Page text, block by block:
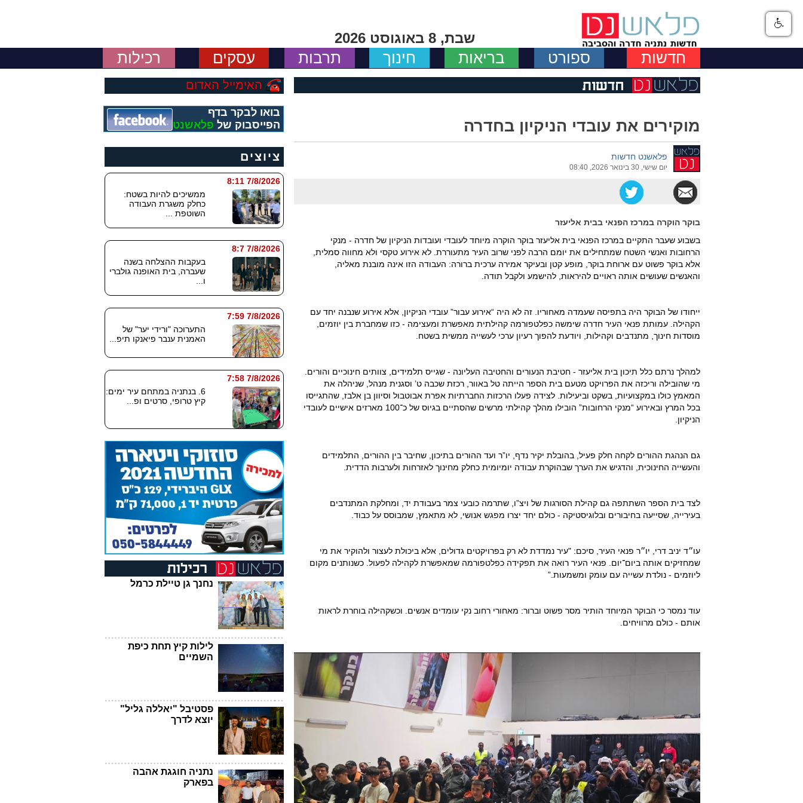
שבת, 8 באוגוסט 2026
חדשות ספורט בריאות חינוך תרבות עסקים רכילות
מוקירים את עובדי הניקיון בחדרה
פלאשנט חדשות
יום שישי, 30 בינואר 2026, 08:40
בוקר הוקרה במרכז הפנאי בבית אליעזר
בשבוע שעבר התקיים במרכז הפנאי בית אליעזר בוקר הוקרה מיוחד לעובדי ועובדות הניקיון של חדרה - מנקי
הרחובות ואנשי השטח שמתחילים את יומם הרבה לפני שרוב העיר מתעוררת. לא אירוע טקסי ולא מחווה סמלית,
אלא בוקר פשוט עם ארוחת בוקר, מופע קטן ובעיקר אמירה ערכית ברורה: העבודה הזו אינה מובנת מאליה,
והאנשים שעושים אותה ראויים להיראות, להישמע ולקבל תודה.
ייחודו של הבוקר היה בתפיסה שעמדה מאחוריו. זה לא היה “אירוע עבור” עובדי הניקיון, אלא אירוע שנבנה יחד עם
הקהילה. עמותת פנאי העיר חדרה שימשה כפלטפורמה קהילתית מאפשרת ומעצימה - כזו שמחברת בין יוזמים,
מוסדות חינוך, מתנדבים וקהילות, ויודעת להפוך רעיון ערכי לעשייה ממשית בשטח.
למהלך נרתם כלל תיכון בית אליעזר - חטיבת הנעורים והחטיבה העליונה - שגייס תלמידים, צוותים חינוכיים והורים.
מי שהובילה וריכזה את הפרויקט מטעם בית הספר הייתה טל באוור, רכזת שכבה ט’ וסגנית מנהל, שניהלה את
המאמץ כולו במקצועיות, בשקט וביעילות. לצידה פעלו הרכזות החברתיות אפרת אבוטבול וסיוון בן אלבז, שהתגייסו
בכל המרץ ובאירוע “מנקי הרחובות” הובילו מהלך קהילתי מרשים שהסתיים בגיוס של כ־100 מארזים אישיים לעובדי
הניקיון.
גם הנהגת ההורים לקחה חלק פעיל, בהובלת יקיר נדף, יו”ר ועד ההורים בתיכון, שחיבר בין ההורים, התלמידים
והעשייה החינוכית, והדגיש את הערך שבהוקרת עבודה יומיומית כחלק מחינוך לאזרחות ולערבות הדדית.
לצד בית הספר השתתפה גם קהילת הסורגות של ויצ”ו, שתרמה כובעי צמר בעבודת יד, ומחלקת המתנדבים
בעירייה, שסייעה בחיבורים ובלוגיסטיקה - כולם יחד יצרו מפגש אנושי, לא מתאמץ, שמבוסס על כבוד.
עו״ד יניב דרי, יו״ר פנאי העיר, סיכם: "עיר נמדדת לא רק בפרויקטים גדולים, אלא ביכולת לעצור ולהוקיר את מי
שמחזיקים אותה ביום־יום. פנאי העיר רואה את תפקידה כפלטפורמה שמאפשרת לקהילה לפעול. כשנותנים מקום
ליוזמים - נולדת עשייה עם עומק ומשמעות.”
עוד נמסר כי הבוקר המיוחד הותיר מסר פשוט וברור: מאחורי רחוב נקי עומדים אנשים. וכשקהילה בוחרת לראות
אותם - כולם מרוויחים.
האימייל האדום
בואו לבקר בדף
הפייסבוק של פלאשנט
ציוצים
7/8/2026 8:11
ממשיכים להיות בשטח:
כחלק משגרת העבודה
השוטפת ...
7/8/2026 8:7
בעקבות ההצלחה בשנה
שעברה, בית האופנה גולברי
ו...
7/8/2026 7:59
התערוכה "ורידי יער" של
האמנית ענבר פיאנקו תיפ...
7/8/2026 7:58
6. בנתניה במתחם עיר ימים:
קיץ טרופי, סרטים ופ...
נחנך גן טיילת כרמל
לילות קיץ תחת כיפת
השמיים
פסטיבל "יאללה גליל"
יוצא לדרך
נתניה חוגגת אהבה
בפארק